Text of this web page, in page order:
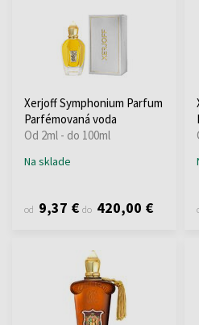
Xerjoff Symphonium Parfum
Parfémovaná voda
Od 2ml - do 100ml
Na sklade
od 9,37 € do 420,00 €